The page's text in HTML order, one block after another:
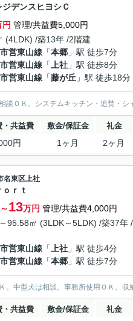
ジデンスヒヨシＣ
円 管理/共益費5,000円
(4LDK) /築13年 /2階建
営東山線 「本郷 」駅 徒歩7分
営東山線 「 上社 」駅 徒歩8分
営東山線 「藤が丘 」駅 徒歩18分
談ＯＫ。システムキッチン・追焚・
・共益費 敷金/保証金 礼金
円 1ヶ月 2ヶ月
名東区上社
ｏｒｔ
13万円 管理/共益費4,000円
95.58㎡ (3LDK～5LDK) /築37年
営東山線 「 上社 」駅 徒歩4分
営東山線 「本郷 」駅 徒歩7分
中型犬は相談。事務所使用ＯＫ。収
・共益費 敷金/保証金 礼金